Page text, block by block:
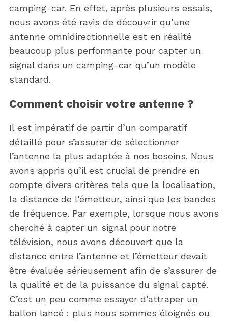
camping-car. En effet, après plusieurs essais,
nous avons été ravis de découvrir qu’une
antenne omnidirectionnelle est en réalité
beaucoup plus performante pour capter un
signal dans un camping-car qu’un modèle
standard.
Comment choisir votre antenne ?
Il est impératif de partir d’un comparatif
détaillé pour s’assurer de sélectionner
l’antenne la plus adaptée à nos besoins. Nous
avons appris qu’il est crucial de prendre en
compte divers critères tels que la localisation,
la distance de l’émetteur, ainsi que les bandes
de fréquence. Par exemple, lorsque nous avons
cherché à capter un signal pour notre
télévision, nous avons découvert que la
distance entre l’antenne et l’émetteur devait
être évaluée sérieusement afin de s’assurer de
la qualité et de la puissance du signal capté.
C’est un peu comme essayer d’attraper un
ballon lancé : plus nous sommes éloignés ou